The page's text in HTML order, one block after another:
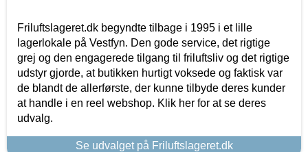
Friluftslageret.dk begyndte tilbage i 1995 i et lille
lagerlokale på Vestfyn. Den gode service, det rigtige
grej og den engagerede tilgang til friluftsliv og det rigtige
udstyr gjorde, at butikken hurtigt voksede og faktisk var
de blandt de allerførste, der kunne tilbyde deres kunder
at handle i en reel webshop. Klik her for at se deres
udvalg.
Se udvalget på Friluftslageret.dk